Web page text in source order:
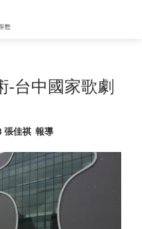
-台中國家歌劇
張佳祺 報導